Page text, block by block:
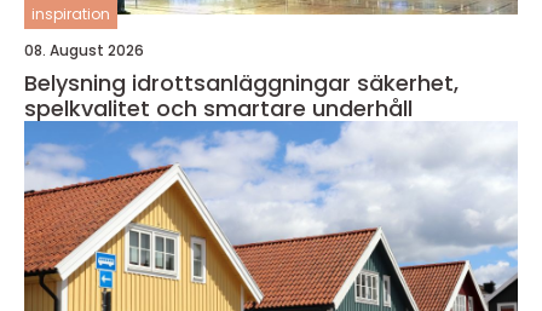
inspiration
08. August 2026
Belysning idrottsanläggningar säkerhet,
spelkvalitet och smartare underhåll